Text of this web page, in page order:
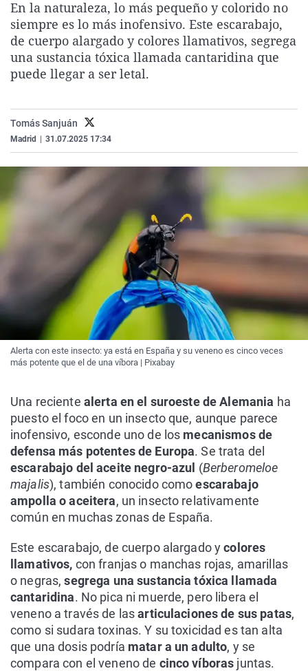
La rosa de los vientos
Gente viajera
Como el perro y el
Caso
Retornados
Equipo de
Extremadura
Galicia
La Rioja
País Vasco
Virales
Televisión
Elecciones
En la naturaleza, lo más pequeño y colorido no
siempre es lo más inofensivo. Este escarabajo,
de cuerpo alargado y colores llamativos, segrega
una sustancia tóxica llamada cantaridina que
puede llegar a ser letal.
Tomás Sanjuán
Madrid 31.07.2025 17:34
Alerta con este insecto: ya está en España y su veneno es cinco veces
más potente que el de una víbora | Pixabay
Una reciente alerta en el suroeste de Alemania ha
puesto el foco en un insecto que, aunque parece
inofensivo, esconde uno de los mecanismos de
defensa más potentes de Europa. Se trata del
escarabajo del aceite negro-azul (Berberomeloe
majalis), también conocido comoescarabajo
ampolla o aceitera, un insecto relativamente
común en muchas zonas de España.
Este escarabajo, de cuerpo alargado ycolores
llamativos, con franjas o manchas rojas, amarillas
o negras,segrega una sustancia tóxica llamada
cantaridina. No pica ni muerde, pero libera el
veneno a través de lasarticulaciones de sus patas,
como si sudara toxinas. Y su toxicidad es tan alta
que una dosis podría matar a un adulto, y se
compara con el veneno de cinco víboras juntas.